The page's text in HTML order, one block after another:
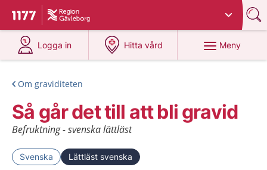
Till startsidan för 1177
Du har valt region
Logga in
på 1177.se
Hitta vård
på 1177.se
Meny
Om graviditeten
Så går det till att bli gravid
Befruktning - svenska lättläst
Svenska Lättläst svenska